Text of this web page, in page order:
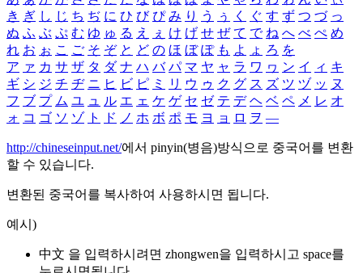
き ぎ し じ ち ぢ に ひ び ぴ み り う ぅ く ぐ す ず つ づ っ
ぬ ふ ぶ ぷ む ゆ ゅ る え ぇ け げ せ ぜ て で ね へ べ ぺ め
れ お ぉ こ ご そ ぞ と ど の ほ ぼ ぽ も よ ょ ろ を
ア ァ カ サ ザ タ ダ ナ ハ バ パ マ ヤ ャ ラ ワ ヮ ン イ ィ キ
ギ シ ジ チ ヂ ニ ヒ ビ ピ ミ リ ウ ゥ ク グ ス ズ ツ ヅ ッ ヌ
フ ブ プ ム ユ ュ ル エ ェ ケ ゲ セ ゼ テ デ ヘ ベ ペ メ レ オ
ォ コ ゴ ソ ゾ ト ド ノ ホ ボ ポ モ ヨ ョ ロ ヲ ―
http://chineseinput.net/에서 pinyin(병음)방식으로 중국어를 변환
할 수 있습니다.
변환된 중국어를 복사하여 사용하시면 됩니다.
예시)
中文 을 입력하시려면 zhongwen을 입력하시고 space를